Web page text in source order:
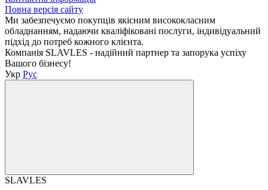
Повна версія сайту
Ми забезпечуємо покупців якісним висококласним
обладнанням, надаючи кваліфіковані послуги, індивідуальний
підхід до потреб кожного клієнта.
Компанія SLAVLES - надійний партнер та запорука успіху
Вашого бізнесу!
Укр Рус
SLAVLES